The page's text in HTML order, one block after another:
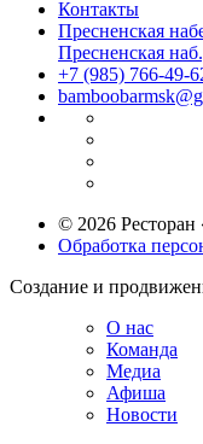
Контакты
Пресненская
Пресненская
+7 (985) 766-49-
© 2026
Обработка
Создание и
О нас
Команда
Медиа
Афиша
Новости